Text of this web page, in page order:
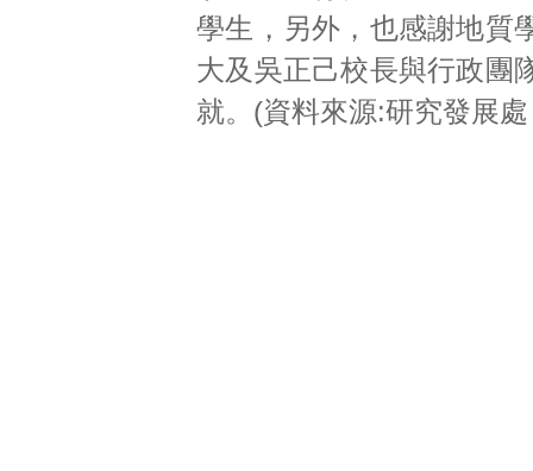
學生，另外，也感謝地質
大及吳正己校長與行政團
就。(資料來源:研究發展